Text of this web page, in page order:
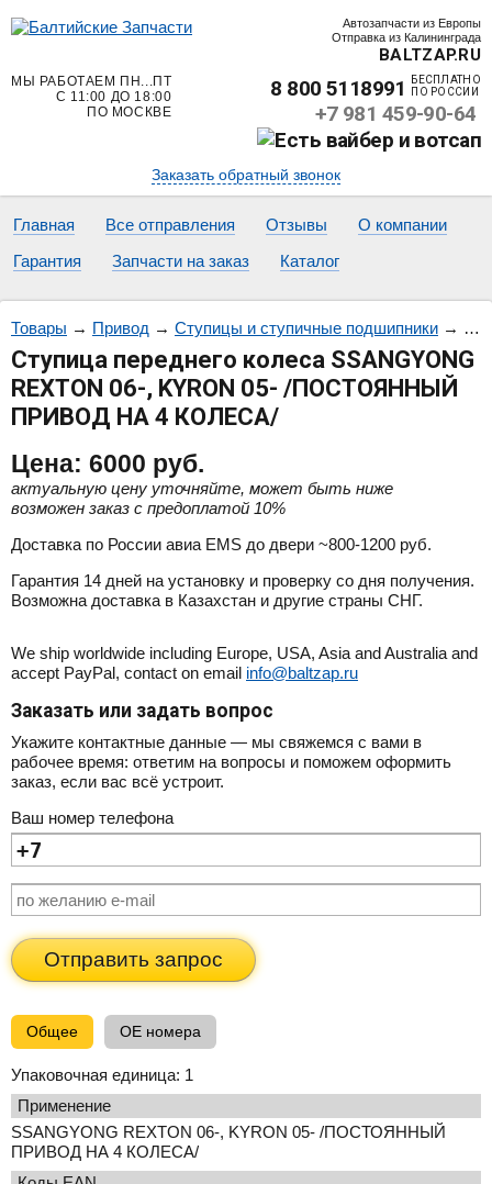
Автозапчасти из Европы
Отправка из Калининграда
BALTZAP.RU
МЫ РАБОТАЕМ ПН...ПТ
С 11:00 ДО 18:00
ПО МОСКВЕ
8 800 5118991
БЕСПЛАТНО
ПО РОССИИ
+7 981 459-90-64
Заказать обратный звонок
Главная Все отправления Отзывы
О компании
Гарантия
Запчасти на заказ Каталог
Товары → Привод → Ступицы и ступичные подшипники →
Ступица переднего колеса SSANGYONG
REXTON 06-, KYRON 05- /ПОСТОЯННЫЙ
ПРИВОД НА 4 КОЛЕСА/
Цена: 6000 руб.
актуальную цену уточняйте, может быть ниже
возможен заказ с предоплатой 10%
Доставка по России авиа EMS до двери ~800-1200 руб.
Гарантия 14 дней на установку и проверку со дня получения.
Возможна доставка в Казахстан и другие страны СНГ.
We ship worldwide including Europe, USA, Asia and Australia and
accept PayPal, contact on email info@baltzap.ru
Заказать или задать вопрос
Укажите контактные данные — мы свяжемся с вами в
рабочее время: ответим на вопросы и поможем оформить
заказ, если вас всё устроит.
Ваш номер телефона
Отправить запрос
Общее OE номера
Упаковочная единица: 1
применение
SSANGYONG REXTON 06-, KYRON 05- /ПОСТОЯННЫЙ
ПРИВОД НА 4 КОЛЕСА/